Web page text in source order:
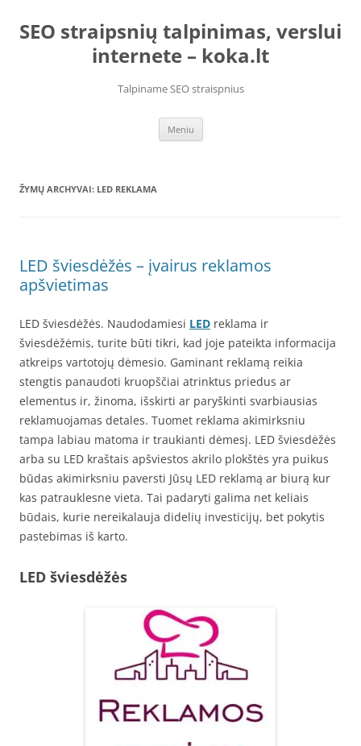
turinio
SEO straipsnių talpinimas, verslui
internete – koka.lt
Talpiname SEO straispnius
Meniu
ŽYMŲ ARCHYVAI: LED REKLAMA
LED šviesdėžės – įvairus reklamos
apšvietimas
LED šviesdėžės. Naudodamiesi LED reklama ir
šviesdėžėmis, turite būti tikri, kad joje pateikta informacija
atkreips vartotojų dėmesio. Gaminant reklamą reikia
stengtis panaudoti kruopščiai atrinktus priedus ar
elementus ir, žinoma, išskirti ar paryškinti svarbiausias
reklamuojamas detales. Tuomet reklama akimirksniu
tampa labiau matoma ir traukianti dėmesį. LED šviesdėžės
arba su LED kraštais apšviestos akrilo plokštės yra puikus
būdas akimirksniu paversti Jūsų LED reklamą ar biurą kur
kas patrauklesne vieta. Tai padaryti galima net keliais
būdais, kurie nereikalauja didelių investicijų, bet pokytis
pastebimas iš karto.
LED šviesdėžės